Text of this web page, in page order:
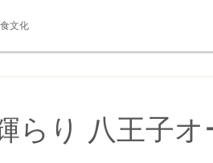
文化
らり 八王子オ